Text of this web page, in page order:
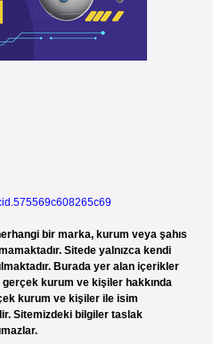
bir marka, kurum veya şahıs
Sitede yalnızca kendi
Burada yer alan içerikler
kurum ve kişiler hakkında
kurum ve kişiler ile isim
Sitemizdeki bilgiler taslak